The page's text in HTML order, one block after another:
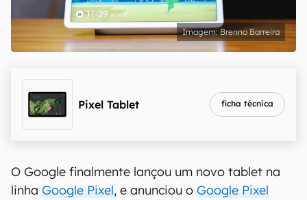
Brenno Barreira
Pixel Tablet ficha técnica
O Google finalmente lançou um novo tablet na
linha Google Pixel, e anunciou o Google Pixel